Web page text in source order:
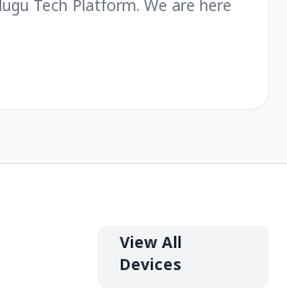
Tech Platform. We are here
View All
Devices